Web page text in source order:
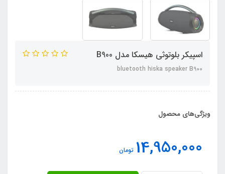
اسپیکر بلوتوثی هیسکا مدل B900
bluetooth hiska speaker B900
ویژگی‌های محصول
14,950,000 تومان